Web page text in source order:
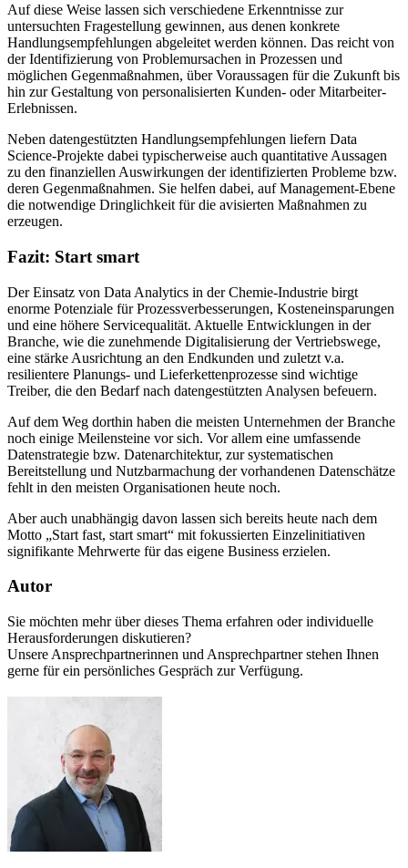
Auf diese Weise lassen sich verschiedene Erkenntnisse zur
untersuchten Fragestellung gewinnen, aus denen konkrete
Handlungsempfehlungen abgeleitet werden können. Das reicht von
der Identifizierung von Problemursachen in Prozessen und
möglichen Gegenmaßnahmen, über Voraussagen für die Zukunft bis
hin zur Gestaltung von personalisierten Kunden- oder Mitarbeiter-
Erlebnissen.
Neben datengestützten Handlungsempfehlungen liefern Data
Science-Projekte dabei typischerweise auch quantitative Aussagen
zu den finanziellen Auswirkungen der identifizierten Probleme bzw.
deren Gegenmaßnahmen. Sie helfen dabei, auf Management-Ebene
die notwendige Dringlichkeit für die avisierten Maßnahmen zu
erzeugen.
Fazit: Start smart
Der Einsatz von Data Analytics in der Chemie-Industrie birgt
enorme Potenziale für Prozessverbesserungen, Kosteneinsparungen
und eine höhere Servicequalität. Aktuelle Entwicklungen in der
Branche, wie die zunehmende Digitalisierung der Vertriebswege,
eine stärke Ausrichtung an den Endkunden und zuletzt v.a.
resilientere Planungs- und Lieferkettenprozesse sind wichtige
Treiber, die den Bedarf nach datengestützten Analysen befeuern.
Auf dem Weg dorthin haben die meisten Unternehmen der Branche
noch einige Meilensteine vor sich. Vor allem eine umfassende
Datenstrategie bzw. Datenarchitektur, zur systematischen
Bereitstellung und Nutzbarmachung der vorhandenen Datenschätze
fehlt in den meisten Organisationen heute noch.
Aber auch unabhängig davon lassen sich bereits heute nach dem
Motto „Start fast, start smart“ mit fokussierten Einzelinitiativen
signifikante Mehrwerte für das eigene Business erzielen.
Autor
Sie möchten mehr über dieses Thema erfahren oder individuelle
Herausforderungen diskutieren?
Unsere Ansprechpartnerinnen und Ansprechpartner stehen Ihnen
gerne für ein persönliches Gespräch zur Verfügung.